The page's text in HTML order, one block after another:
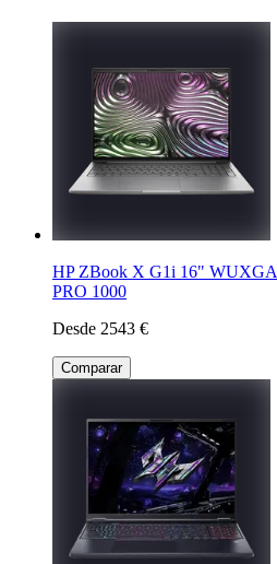
HP ZBook X G1i 16"
PRO 1000
Desde 2543 €
Comparar